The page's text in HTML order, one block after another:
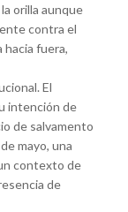
orilla aunque
contra el
hacia fuera,
El
intención de
de salvamento
mayo, una
contexto de
de